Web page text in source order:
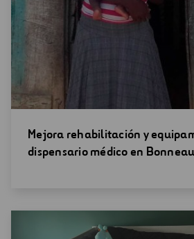
Abrir
una
Mejora rehabilitación y
dispensario médico en